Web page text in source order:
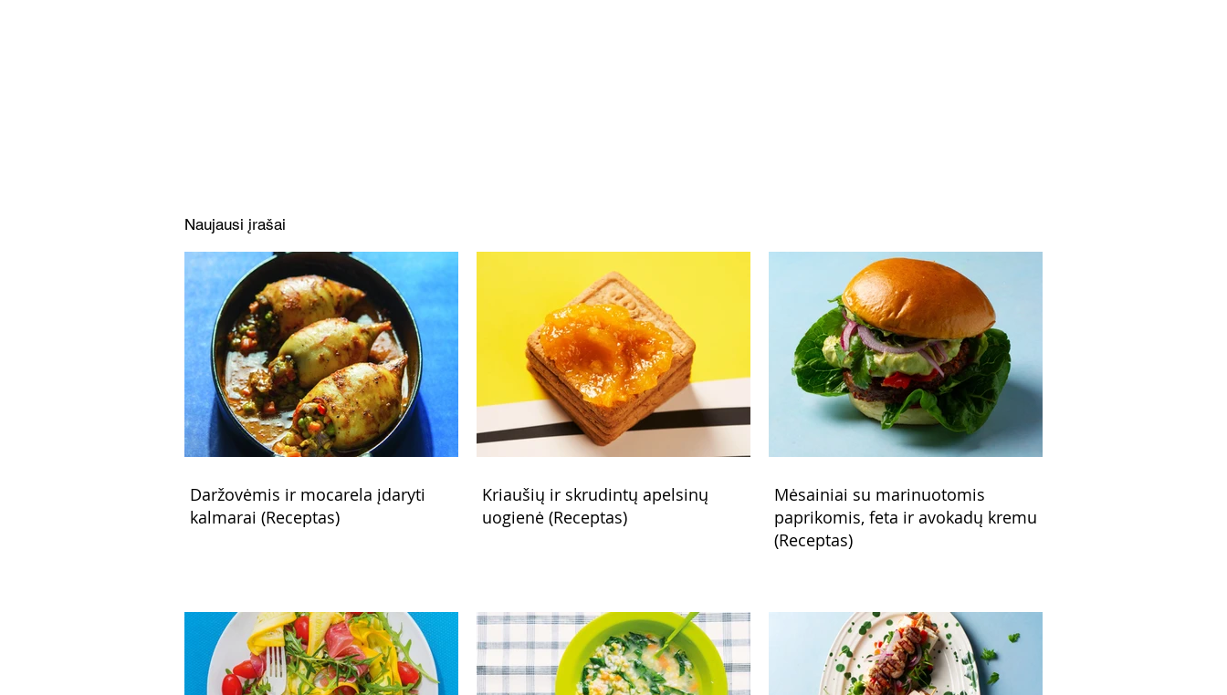
Naujausi įrašai
Daržovėmis ir mocarela įdaryti
kalmarai (Receptas)
Kriaušių ir skrudintų apelsinų
uogienė (Receptas)
Mėsainiai su marinuotomis
paprikomis, feta ir avokadų kremu
(Receptas)